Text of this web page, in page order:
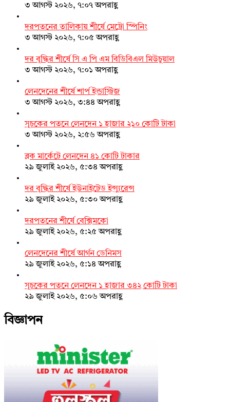
৩ আগস্ট ২০২৬, ৭:০৭ অপরাহ্ণ
দরপতনের তালিকায় শীর্ষে মেট্রো স্পিনিং
৩ আগস্ট ২০২৬, ৭:০৫ অপরাহ্ণ
দর বৃদ্ধির শীর্ষে সি এ পি এম বিডিবিএল মিউচুয়াল
৩ আগস্ট ২০২৬, ৭:০১ অপরাহ্ণ
লেনদেনের শীর্ষে শার্প ইন্ডাস্ট্রিজ
৩ আগস্ট ২০২৬, ৩:৪৪ অপরাহ্ণ
সূচকের পতনে লেনদেন ১ হাজার ২১০ কোটি টাকা
৩ আগস্ট ২০২৬, ২:৫৬ অপরাহ্ণ
ব্লক মার্কেটে লেনদেন ৪১ কোটি টাকার
২৯ জুলাই ২০২৬, ৫:৩৪ অপরাহ্ণ
দর বৃদ্ধির শীর্ষে ইউনাইটেড ইন্স্যুরেন্স
২৯ জুলাই ২০২৬, ৫:৩০ অপরাহ্ণ
দরপতনের শীর্ষে বেক্সিমকো
২৯ জুলাই ২০২৬, ৫:২৫ অপরাহ্ণ
লেনদেনের শীর্ষে আর্গন ডেনিমস
২৯ জুলাই ২০২৬, ৫:১৪ অপরাহ্ণ
সূচকের পতনে লেনদেন ১ হাজার ৩৪২ কোটি টাকা
২৯ জুলাই ২০২৬, ৫:০৬ অপরাহ্ণ
বিজ্ঞাপন